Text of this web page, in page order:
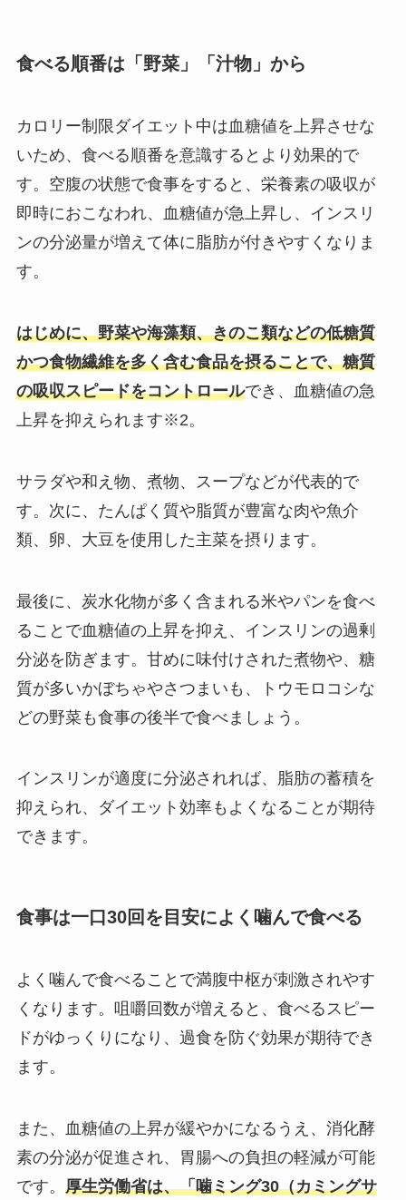
食べる順番は「野菜」「汁物」から
カロリー制限ダイエット中は血糖値を上昇させな
いため、食べる順番を意識するとより効果的で
す。空腹の状態で食事をすると、栄養素の吸収が
即時におこなわれ、血糖値が急上昇し、インスリ
ンの分泌量が増えて体に脂肪が付きやすくなりま
す。
はじめに、野菜や海藻類、きのこ類などの低糖質
かつ食物繊維を多く含む食品を摂ることで、糖質
の吸収スピードをコントロールでき、血糖値の急
上昇を抑えられます※2。
サラダや和え物、煮物、スープなどが代表的で
す。次に、たんぱく質や脂質が豊富な肉や魚介
類、卵、大豆を使用した主菜を摂ります。
最後に、炭水化物が多く含まれる米やパンを食べ
ることで血糖値の上昇を抑え、インスリンの過剰
分泌を防ぎます。甘めに味付けされた煮物や、糖
質が多いかぼちゃやさつまいも、トウモロコシな
どの野菜も食事の後半で食べましょう。
インスリンが適度に分泌されれば、脂肪の蓄積を
抑えられ、ダイエット効率もよくなることが期待
できます。
食事は一口30回を目安によく噛んで食べる
よく噛んで食べることで満腹中枢が刺激されやす
くなります。咀嚼回数が増えると、食べるスピー
ドがゆっくりになり、過食を防ぐ効果が期待でき
ます。
また、血糖値の上昇が緩やかになるうえ、消化酵
素の分泌が促進され、胃腸への負担の軽減が可能
です。 厚生労働省は、「噛ミング30（カミングサ